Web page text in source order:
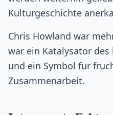
Kulturgeschichte
Chris Howland war
war ein Katalysator
und ein Symbol für
Zusammenarbeit.